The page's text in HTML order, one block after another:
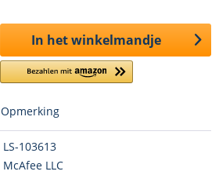
In het winkelmandje
Opmerking
LS-103613
McAfee LLC